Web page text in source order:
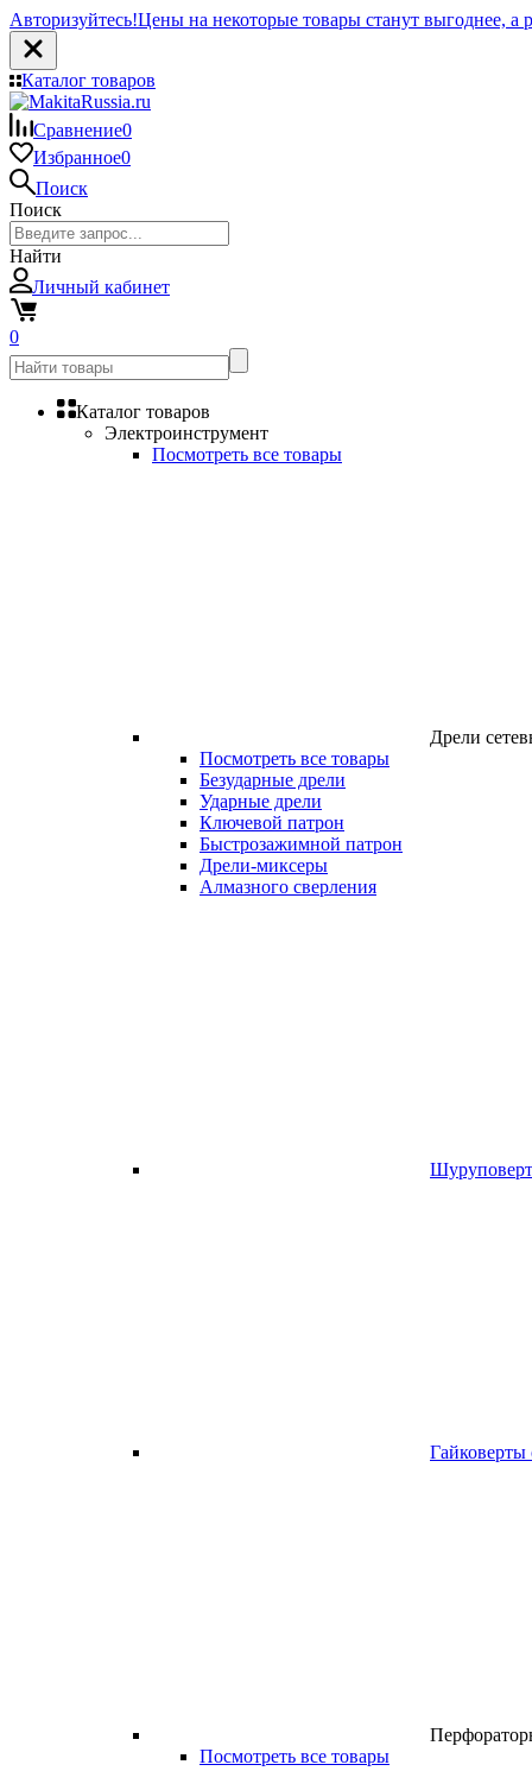
Авторизуйтесь!Цены на некоторые товары станут выгоднее, а
Каталог товаров
Сравнение0
Избранное0
Поиск
Поиск
Найти
Личный кабинет
0
Каталог товаров
Электроинструмент
Посмотреть все товары
Дрели
Посмотреть все товары
Безударные дрели
Ударные дрели
Ключевой патрон
Быстрозажимной патрон
Дрели-миксеры
Алмазного сверления
Гайковерты
Посмотреть все товары